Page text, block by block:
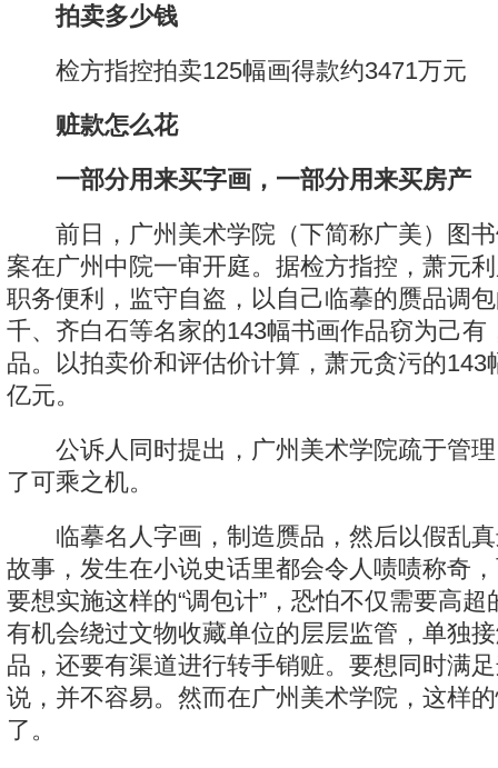
拍卖多少钱
检方指控拍卖125幅画得款约3471万元
赃款怎么花
一部分用来买字画，一部分用来买房产
前日，广州美术学院（下简称广美）图书
案在广州中院一审开庭。据检方指控，萧元
职务便利，监守自盗，以自己临摹的赝品调
千、齐白石等名家的143幅书画作品窃为己有
品。以拍卖价和评估价计算，萧元贪污的143
亿元。
公诉人同时提出，广州美术学院疏于管理
了可乘之机。
临摹名人字画，制造赝品，然后以假乱真
故事，发生在小说史话里都会令人啧啧称奇
要想实施这样的“调包计”，恐怕不仅需要高
有机会绕过文物收藏单位的层层监管，单独
品，还要有渠道进行转手销赃。要想同时满
说，并不容易。然而在广州美术学院，这样
了。